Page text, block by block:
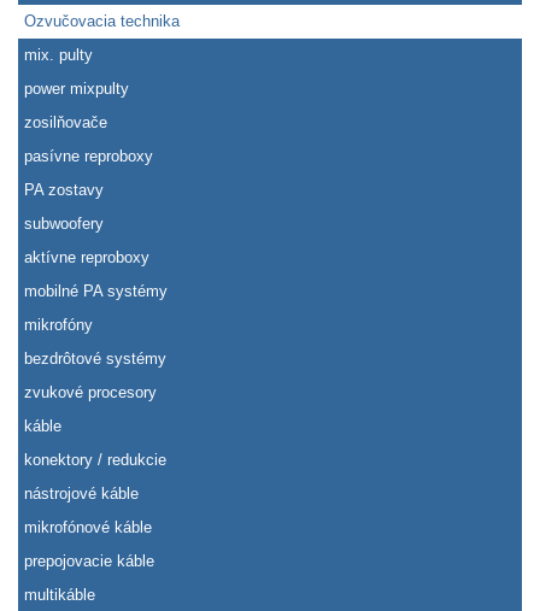
Ozvučovacia technika
mix. pulty
power mixpulty
zosilňovače
pasívne reproboxy
PA zostavy
subwoofery
aktívne reproboxy
mobilné PA systémy
mikrofóny
bezdrôtové systémy
zvukové procesory
káble
konektory / redukcie
nástrojové káble
mikrofónové káble
prepojovacie káble
multikáble